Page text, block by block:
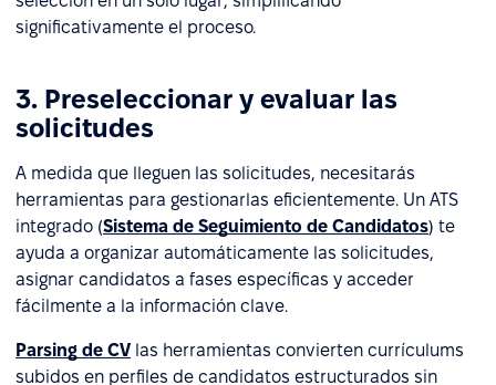
significativamente el proceso.
3. Preseleccionar y evaluar las
solicitudes
A medida que lleguen las solicitudes, necesitarás
herramientas para gestionarlas eficientemente. Un ATS
integrado (Sistema de Seguimiento de Candidatos) te
ayuda a organizar automáticamente las solicitudes,
asignar candidatos a fases específicas y acceder
fácilmente a la información clave.
Parsing de CV las herramientas convierten currículums
subidos en perfiles de candidatos estructurados sin